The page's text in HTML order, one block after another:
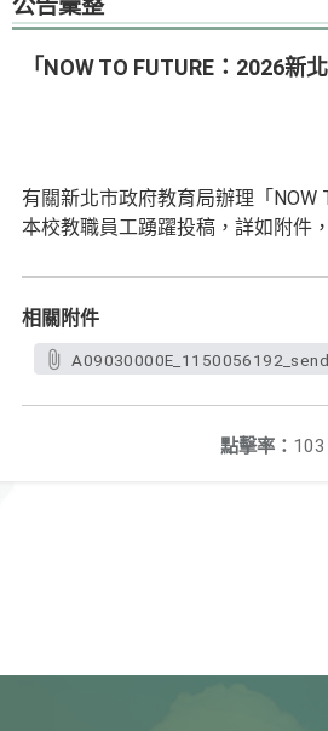
「NOW TO FUTURE：2026新
有關新北市政府教育局辦理「
本校教職員工踴躍投稿，詳如附件
相關附件
點擊率： 103